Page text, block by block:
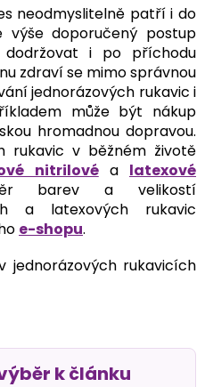
neodmyslitelně patří i do
výše doporučený postup
i po příchodu
zdraví se mimo správnou
jednorázových rukavic i
může být nákup
hromadnou dopravou.
rukavic v běžném životě
nitrilovéa latexové
barev a velikostí
a latexových rukavic
e-shopu.
jednorázových rukavicích
k článku